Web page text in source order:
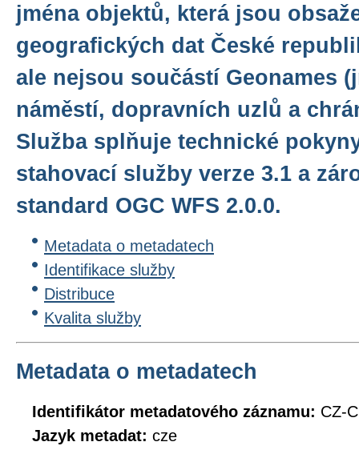
jména objektů, která jsou
geografických dat České
ale nejsou součástí Geonames
náměstí, dopravních uzlů a
Služba splňuje technické
stahovací služby verze 3.1 a
standard OGC WFS 2.0.0.
Metadata o metadatech
Identifikace služby
Distribuce
Kvalita služby
Metadata o metadatech
Identifikátor metadatového záznamu: CZ-
Jazyk metadat: cze